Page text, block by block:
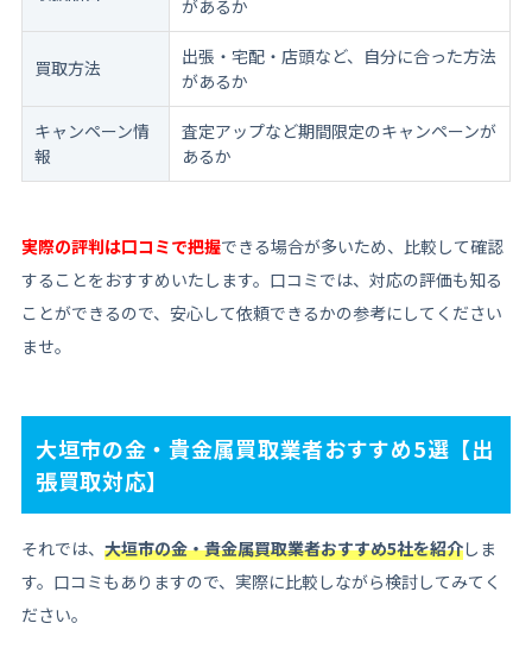
があるか
買取方法
出張・宅配・店頭など、自分に合った方法
があるか
キャンペーン情
報
査定アップなど期間限定のキャンペーンが
あるか
実際の評判は口コミで把握できる場合が多いため、比較して確認
することをおすすめいたします。口コミでは、対応の評価も知る
ことができるので、安心して依頼できるかの参考にしてください
ませ。
大垣市の金・貴金属買取業者おすすめ5選【出
張買取対応】
それでは、 大垣市の金・貴金属買取業者おすすめ5社を紹介しま
す。口コミもありますので、実際に比較しながら検討してみてく
ださい。